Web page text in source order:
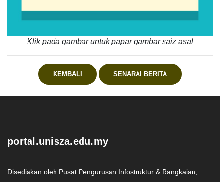
Klik pada gambar untuk papar gambar saiz asal
KEMBALI SENARAI BERITA
portal.unisza.edu.my
Disediakan oleh Pusat Pengurusan Infostruktur & Rangkaian,